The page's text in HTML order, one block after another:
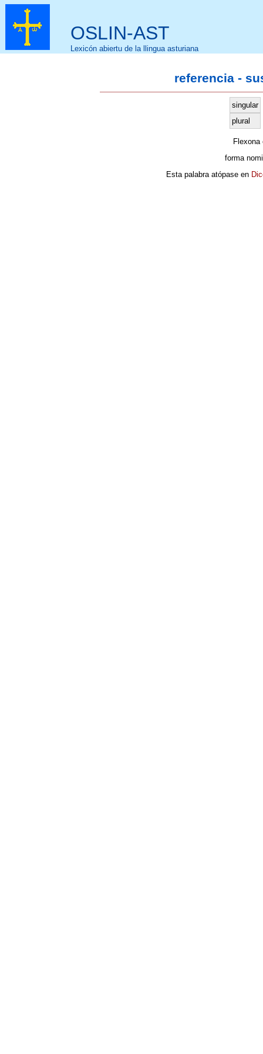
OSLIN-AST
Lexicón abiertu de la llingua asturiana
referencia -
singular
plural
forma
Esta palabra atópase en